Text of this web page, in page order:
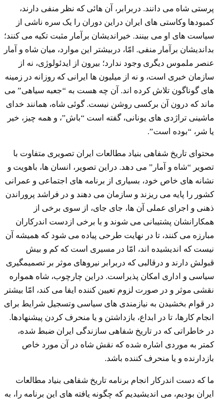
پرستی شاه می دانند. دربرابر، آن هائی که نظر منفی دارند،
کمبودها وکاستی های ایران دراین دوران را یک سره ناشی از
سیاست های او می بینند. خیراندیشان برآمار مثبت تکیه می کنند؛
بداندیشان برآمار منفی. امّا، دربیشتر این موارد، میان شاه و آمار
عنصر ملموس دیگری وجود ندارد؛ بیرون از ایدئولوژی، نه از
سازمان خبری است، و نه از میلیون ها ایرانی که روزانه در زمینه
های گوناگون تلاش کرده اند. آن چه هست به “جعبه سیاهی” می
ماند که درون آن برکسی روشن نیست. گوئی شاه، همانند خدای
ماشینی تراژدی های یونانی، گفته است “باش”، و همه چیز، خیر
یا شر، “بوده است”.
محتوای تاریخ شفاهی بنیاد مطالعات ایران تصویری متفاوت با
تصویر “شاه و آمار” می دهد. دراین تصویر، انسان ها، باهویت و
نشانه های خاص خود، بسیاری از برنامه های اجتماعی و عمرانی
کشور را پایه می ریزند و سازمان می دهند و در فراشد پروراندن
ذهنی و اجرای عملی آن ها، جای جای، از سوی برخی از
همکارانشان پشتیبانی می شوند و با برخی ازدست اندرکاران
مبارزه می کنند، تا در نهایت طرحی پیاده می شود که همیشه آن
نیست که اندیشیده اند، امّا در مسیری است که کم و بیش
قبولش دارند و درقالبی که دربرابر نیروهای موثر بر تصمیمگیری
سیاسی و اداری امکان پذیراست. دراین چارچوب، شاه همواره
نقشی موثر و در صورت لزوم تعیین کننده ایفا می کند، امّا بیشتر
در قوام بخشیدن به نیازمندی های سیاسی وتسجیل شرایط برای
انجام کارها، تا در ابداع، بازداشتن و یا منحرف کردن پیشنهادها.
در خاطراتی که در تاریخ شفاهی سازندگی ایران ضبط شده،
کمتر به موردی اشاره شده که نقش شاه در آن مورد خاص
بازدارنده و یا منحرف کننده باشد.
ما که دست اندرکار انجام برنامه تاریخ شفاهی بنیاد مطالعات
ایران بودیم، می اندیشیدیم که چگونه یافته های این برنامه را، به